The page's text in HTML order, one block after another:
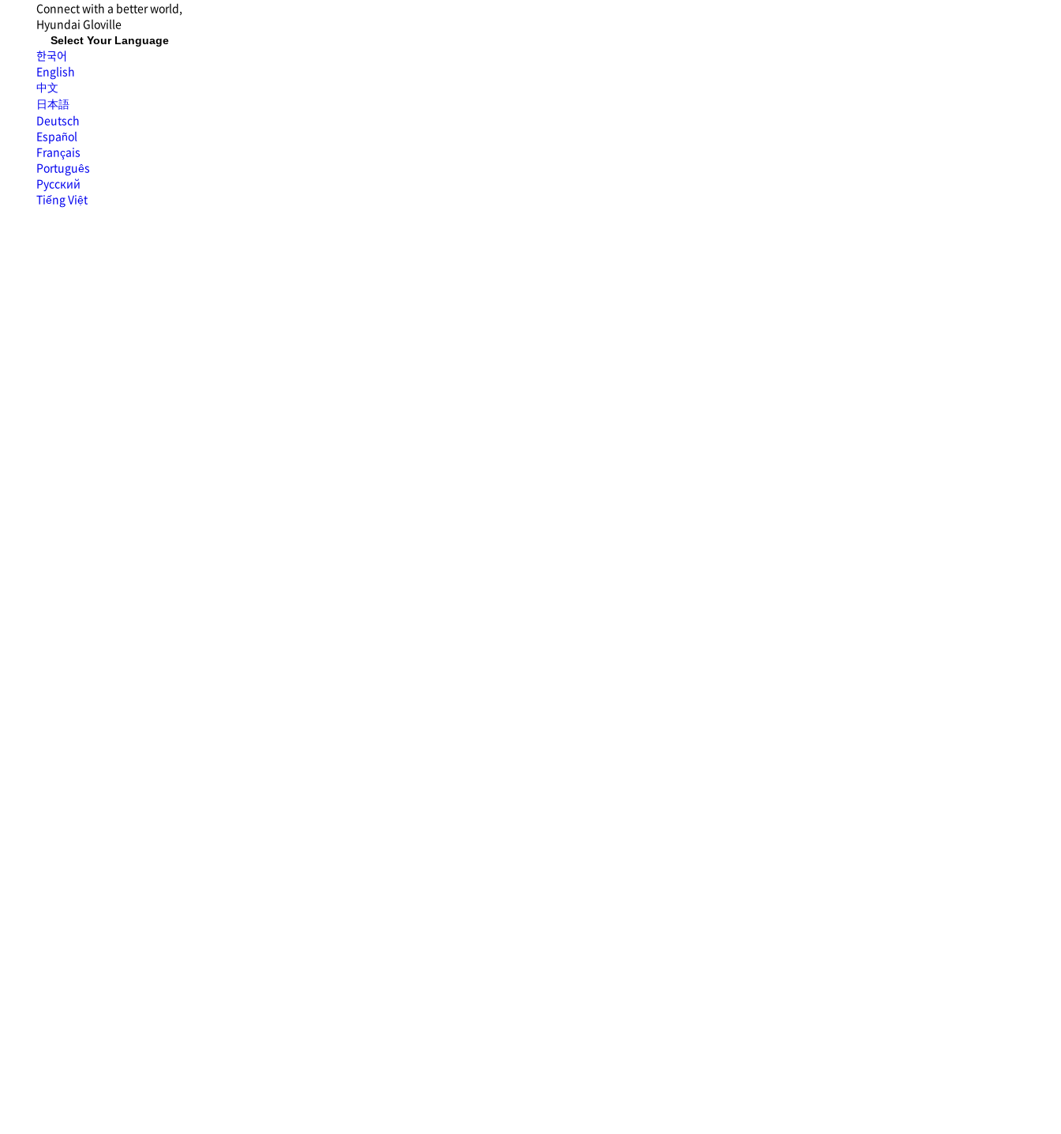
Connect with a better world,
Hyundai Gloville
Select Your Language
한국어
English
中文
日本語
Deutsch
Español
Français
Português
Русский
Tiếng Việt